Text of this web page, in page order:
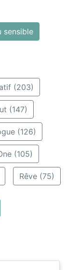
sensible
(203)
(147)
(126)
(105)
Rêve (75)